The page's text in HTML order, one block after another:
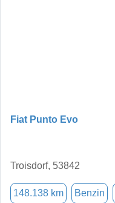
Fiat Punto Evo
Troisdorf, 53842
148.138 km Benzin